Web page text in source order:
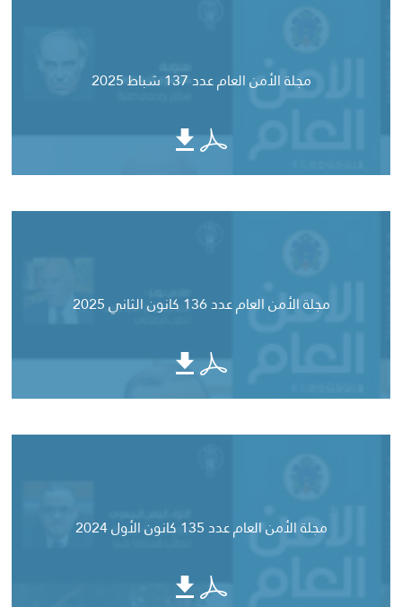
مجلة الأمن العام عدد 137 شباط 2025
مجلة الأمن العام عدد 136 كانون الثاني 2025
مجلة الأمن العام عدد 135 كانون الأول 2024